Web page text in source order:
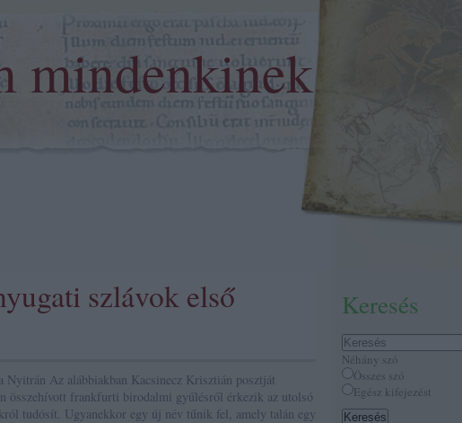
mindenkinek
Keresés
Néhány szó
Összes szó
Egész kifejezést
szlávok első
Nyitrán Az alábbiakban Kacsinecz Krisztián posztját
összehívott frankfurti birodalmi gyűlésről érkezik az utolsó
tudósít. Ugyanekkor egy új név tűnik fel, amely talán egy